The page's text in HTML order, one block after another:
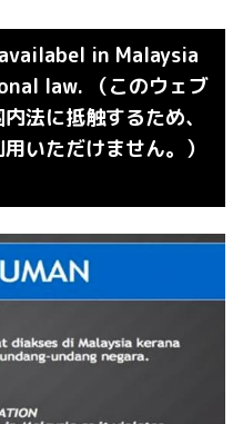
in Malaysia
law. （このウェブ
法に抵触するため、
いただけません。）